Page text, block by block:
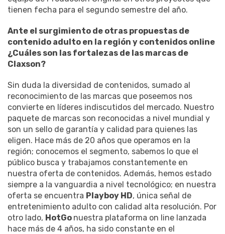
tienen fecha para el segundo semestre del año.
Ante el surgimiento de otras propuestas de
contenido adulto en la región y contenidos online
¿Cuáles son las fortalezas de las marcas de
Claxson?
Sin duda la diversidad de contenidos, sumado al
reconocimiento de las marcas que poseemos nos
convierte en líderes indiscutidos del mercado. Nuestro
paquete de marcas son reconocidas a nivel mundial y
son un sello de garantía y calidad para quienes las
eligen. Hace más de 20 años que operamos en la
región; conocemos el segmento, sabemos lo que el
público busca y trabajamos constantemente en
nuestra oferta de contenidos. Además, hemos estado
siempre a la vanguardia a nivel tecnológico; en nuestra
oferta se encuentra Playboy HD, única señal de
entretenimiento adulto con calidad alta resolución. Por
otro lado, HotGo nuestra plataforma on line lanzada
hace más de 4 años, ha sido constante en el